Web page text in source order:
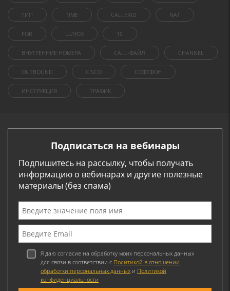
ТИП TIME CALLERID NAT
FOR ШЛЮЗ 1C
ВНУТРЕННИЕ НОМЕРА CALL-ФАЙЛ CHANNEL
OUTBOUND CISCO СОФТФОН
ИНСТРУКЦИЯ ТРАФИК
Подписаться на вебинары
Подпишитесь на рассылку, чтобы получать
информацию о вебинарах и другие полезные
материалы (без спама)
Я даю согласие на обработку моих персональных данных
для связи в соответствии с Политикой в отношении
обработки персональных данных и Политикой
конфиденциальности